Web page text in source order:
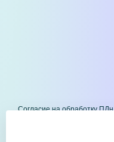
Согласие на обработку ПДн